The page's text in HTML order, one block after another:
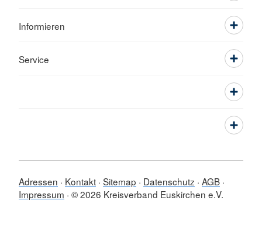
Informieren
Service
Adressen Kontakt Sitemap Datenschutz AGB
Impressum © 2026 Kreisverband Euskirchen e.V.